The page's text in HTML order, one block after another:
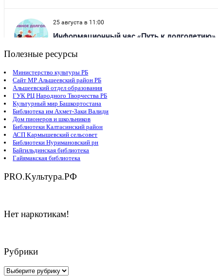
Полезные ресурсы
Министерство культуры РБ
Сайт МР Альшеевский район РБ
Альшеевский отдел образования
ГУК РЦ Народного Творчества РБ
Культурный мир Башкортостана
Библиотека им Ахмет-Заки Валиди
Дом пионеров и школьников
Библиотеки Калтасинский район
АСП Кармышевский сельсовет
Библиотеки Нуримановский рн
Байгильдинская библиотека
Гайямакская библиотека
PRO.Kультура.РФ
Нет наркотикам!
Рубрики
Рубрики